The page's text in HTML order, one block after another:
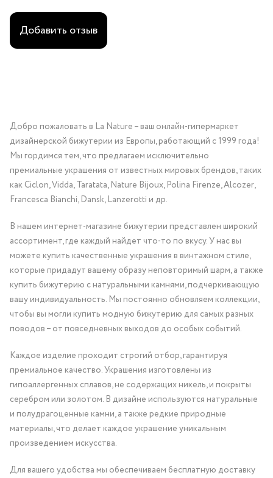
Добавить отзыв
Добро пожаловать в La Nature – ваш онлайн-гипермаркет
дизайнерской бижутерии из Европы, работающий с 1999 года!
Мы гордимся тем, что предлагаем исключительно
премиальные украшения от известных мировых брендов, таких
как Ciclon, Vidda, Taratata, Nature Bijoux, Polina Firenze, Alcozer,
Francesca Bianchi, Dansk, Lanzerotti и др.
В нашем интернет-магазине бижутерии представлен широкий
ассортимент, где каждый найдет что-то по вкусу. У нас вы
можете купить качественные украшения в винтажном стиле,
которые придадут вашему образу неповторимый шарм, а также
купить бижутерию с натуральными камнями, подчеркивающую
вашу индивидуальность. Мы постоянно обновляем коллекции,
чтобы вы могли купить модную бижутерию для самых разных
поводов – от повседневных выходов до особых событий.
Каждое изделие проходит строгий отбор, гарантируя
премиальное качество. Украшения изготовлены из
гипоаллергенных сплавов, не содержащих никель, и покрыты
серебром или золотом. В дизайне используются натуральные
и полудрагоценные камни, а также редкие природные
материалы, что делает каждое украшение уникальным
произведением искусства.
Для вашего удобства мы обеспечиваем бесплатную доставку